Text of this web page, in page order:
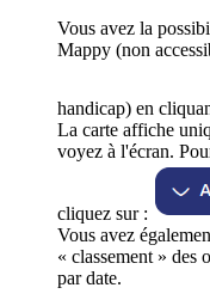
Vous avez la
Mappy (non
handicap) en
La carte affiche
voyez à l'écran.
cliquez sur :
Vous avez
« classement » des
par date.